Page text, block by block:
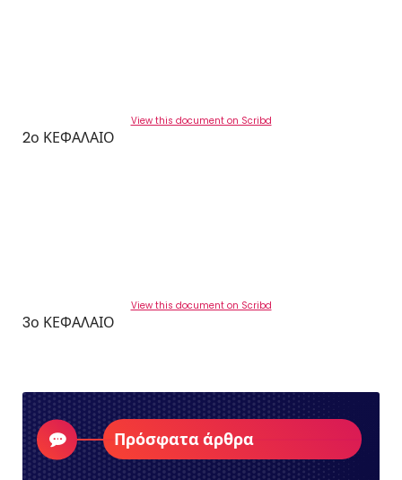
View this document on Scribd
2ο ΚΕΦΑΛΑΙΟ
View this document on Scribd
3ο ΚΕΦΑΛΑΙΟ
Πρόσφατα άρθρα